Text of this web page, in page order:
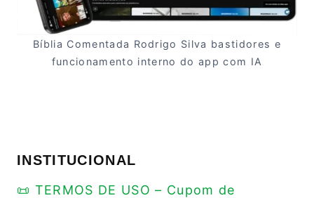
Bíblia Comentada Rodrigo Silva bastidores e
funcionamento interno do app com IA
INSTITUCIONAL
📜 TERMOS DE USO – Cupom de